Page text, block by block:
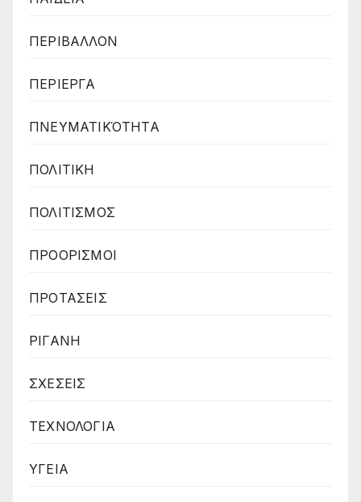
ΠΕΡΙΒΑΛΛΟΝ
ΠΕΡΙΕΡΓΑ
ΠΝΕΥΜΑΤΙΚΌΤΗΤΑ
ΠΟΛΙΤΙΚΗ
ΠΟΛΙΤΙΣΜΟΣ
ΠΡΟΟΡΙΣΜΟΙ
ΠΡΟΤΑΣΕΙΣ
ΡΙΓΑΝΗ
ΣΧΕΣΕΙΣ
ΤΕΧΝΟΛΟΓΙΑ
ΥΓΕΙΑ